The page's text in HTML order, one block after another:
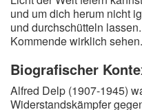
und um dich herum nicht
und durchschütteln
Kommende wirklich sehen.
Biografischer
Alfred Delp (1907-1945)
Widerstandskämpfer